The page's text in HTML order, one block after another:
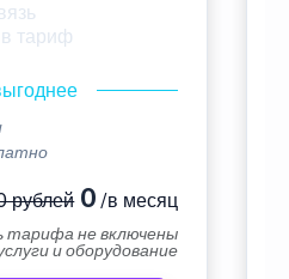
тариф
рублей0 /в месяц
тарифа не включены
и оборудование